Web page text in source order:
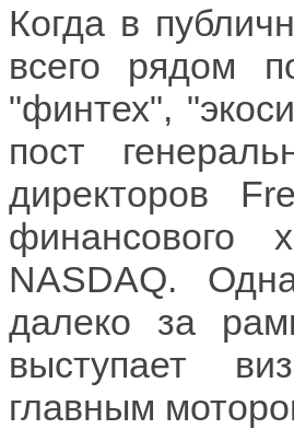
Когда в
всего рядом
"финтех",
пост
директоров
финансового
NASDAQ.
далеко за
выступает
главным